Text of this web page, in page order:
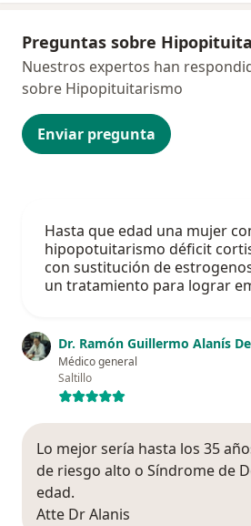
Preguntas sobre
Enviar pregunta
Nuestros expertos han
sobre Hipopituitarismo
Hasta que edad una mujer
hipopotuitarismo déficit
con sustitución de
un tratamiento para lograr
Dr. Ramón Guillermo Alanís
Médico general
Saltillo
Lo mejor sería hasta los 35
de riesgo alto o Síndrome de
edad.
Atte Dr Alanis